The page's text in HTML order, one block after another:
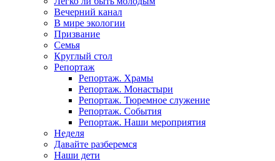
Вечерний канал
В мире экологии
Призвание
Семья
Круглый стол
Репортаж
Репортаж. Храмы
Репортаж. Монастыри
Репортаж. Тюремное служение
Репортаж. События
Репортаж. Наши мероприятия
Неделя
Давайте разберемся
Наши дети